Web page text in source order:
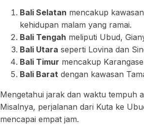
Bali Selatan mencakup
kehidupan malam yang ramai.
Bali Tengah meliputi Ubud,
Bali Utara seperti Lovina dan
Bali Timur mencakup
Bali Barat dengan kawasan
Mengetahui jarak dan waktu tempuh
Misalnya, perjalanan dari Kuta ke
mencapai empat jam.